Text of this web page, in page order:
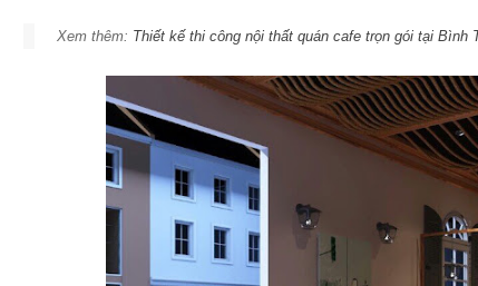
Xem thêm: Thiết kế thi công nội thất quán cafe trọn gói tại Bình